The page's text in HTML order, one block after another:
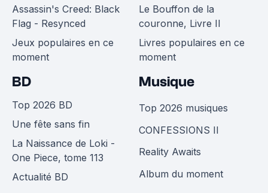
Assassin's Creed: Black
Flag - Resynced
Jeux populaires en ce
moment
Le Bouffon de la
couronne, Livre II
Livres populaires en ce
moment
BD
Top 2026 BD
Une fête sans fin
La Naissance de Loki -
One Piece, tome 113
Actualité BD
Musique
Top 2026 musiques
CONFESSIONS II
Reality Awaits
Album du moment